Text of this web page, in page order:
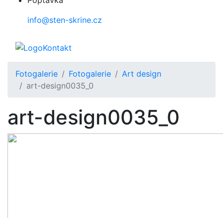
info@sten-skrine.cz
Kontakt
Fotogalerie Fotogalerie
Art design
art-design0035_0
art-design0035_0